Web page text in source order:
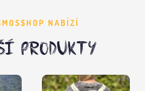
NABÍZÍ
PRODUKTY